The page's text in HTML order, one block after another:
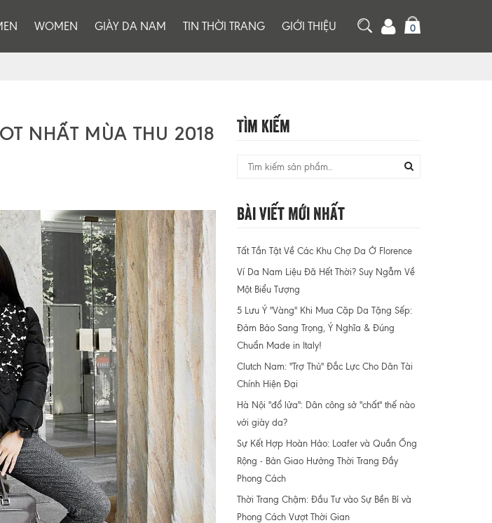
WOMEN GIÀY DA NAM TIN THỜI TRANG GIỚI THIỆU 0
NHẤT MÙA THU 2018
Tìm Kiếm
Bài Viết Mới Nhất
Tất Tần Tật Về Các Khu Chợ Da Ở Florence
Ví Da Nam Liệu Đã Hết Thời? Suy Ngẫm Về
Một Biểu Tượng
5 Lưu Ý "Vàng" Khi Mua Cặp Da Tặng Sếp:
Đảm Bảo Sang Trọng, Ý Nghĩa & Đúng
Chuẩn Made in Italy!
Clutch Nam: "Trợ Thủ" Đắc Lực Cho Dân Tài
Chính Hiện Đại
Hà Nội "đổ lửa": Dân công sở "chất" thế nào
với giày da?
Sự Kết Hợp Hoàn Hảo: Loafer và Quần Ống
Rộng - Bản Giao Hưởng Thời Trang Đầy
Phong Cách
Thời Trang Chậm: Đầu Tư vào Sự Bền Bỉ và
Phong Cách Vượt Thời Gian